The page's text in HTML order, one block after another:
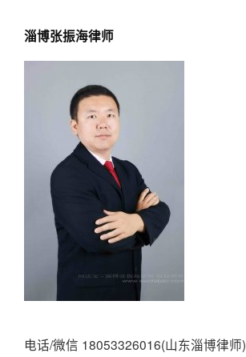
淄博张振海律师
电话/微信 18053326016(山东淄博律师)